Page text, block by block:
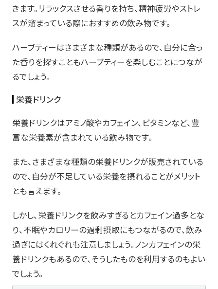
きます。リラックスさせる香りを持ち、精神疲労やストレ
スが溜まっている際におすすめの飲み物です。
ハーブティーはさまざまな種類があるので、自分に合っ
た香りを探すこともハーブティーを楽しむことにつなが
るでしょう。
栄養ドリンク
栄養ドリンクはアミノ酸やカフェイン、ビタミンなど、豊
富な栄養素が含まれている飲み物です。
また、さまざまな種類の栄養ドリンクが販売されている
ので、自分が不足している栄養を摂れることがメリット
とも言えます。
しかし、栄養ドリンクを飲みすぎるとカフェイン過多とな
り、不眠やカロリーの過剰摂取にもつながるので、飲み
過ぎにはくれぐれも注意しましょう。ノンカフェインの栄
養ドリンクもあるので、そうしたものを利用するのもよい
でしょう。